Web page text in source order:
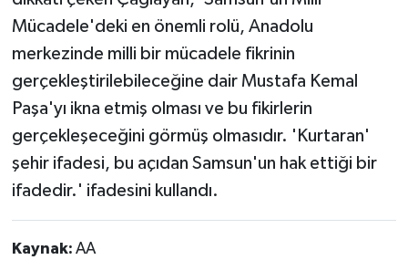
Mücadele'deki en önemli rolü, Anadolu
merkezinde milli bir mücadele fikrinin
gerçekleştirilebileceğine dair Mustafa Kemal
Paşa'yı ikna etmiş olması ve bu fikirlerin
gerçekleşeceğini görmüş olmasıdır. 'Kurtaran'
şehir ifadesi, bu açıdan Samsun'un hak ettiği bir
ifadedir.' ifadesini kullandı.
Kaynak: AA